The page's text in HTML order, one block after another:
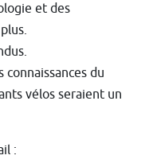
et des
du
vélos seraient un
: